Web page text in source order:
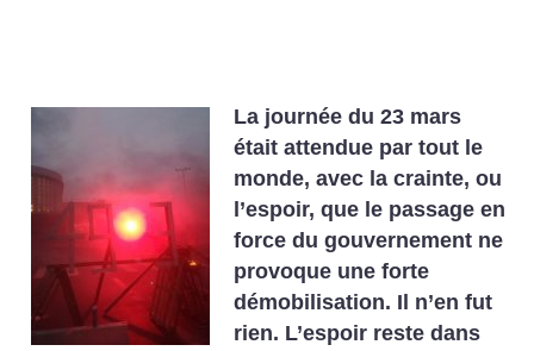
La journée du 23 mars
était attendue par tout le
monde, avec la crainte, ou
l’espoir, que le passage en
force du gouvernement ne
provoque une forte
démobilisation. Il n’en fut
rien. L’espoir reste dans